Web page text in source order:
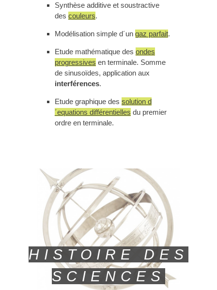
Synthèse additive et soustractive
des couleurs.
Modélisation simple d´un gaz parfait.
Etude mathématique des ondes
progressives en terminale. Somme
de sinusoïdes, application aux
interférences.
Etude graphique des solution d
´equations différentielles du premier
ordre en terminale.
HISTOIRE DES
SCIENCES